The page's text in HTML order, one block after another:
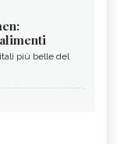
più belle del